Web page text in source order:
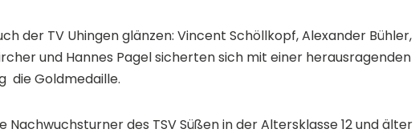
der TV Uhingen glänzen: Vincent Schöllkopf, Alexander Bühler,
und Hannes Pagel sicherten sich mit einer herausragenden
die Goldmedaille.
des TSV Süßen in der Altersklasse 12 und älter